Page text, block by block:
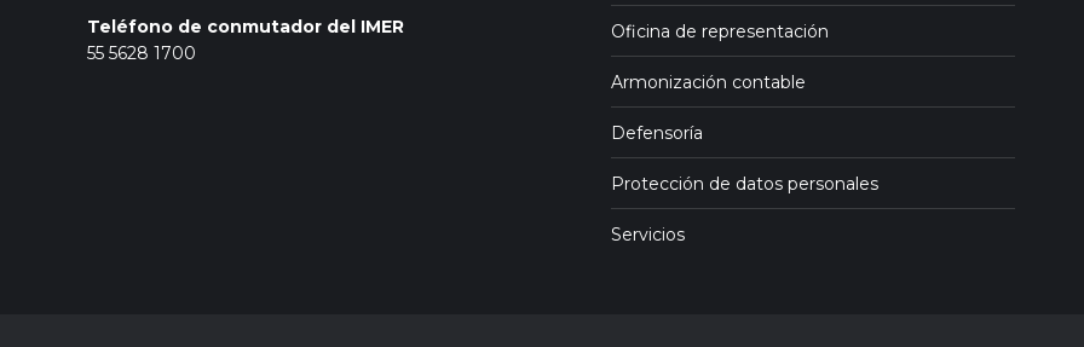
Teléfono de conmutador del IMER
55 5628 1700
Oficina de representación
Armonización contable
Defensoría
Protección de datos personales
Servicios